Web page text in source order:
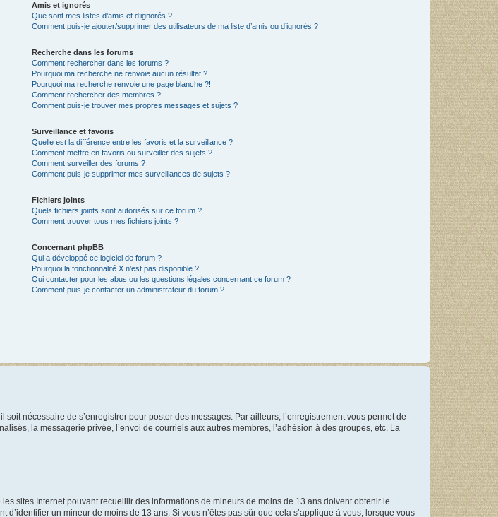
Amis et ignorés
Que sont mes listes d’amis et d’ignorés ?
Comment puis-je ajouter/supprimer des utilisateurs de ma liste d’amis ou d’ignorés ?
Recherche dans les forums
Comment rechercher dans les forums ?
Pourquoi ma recherche ne renvoie aucun résultat ?
Pourquoi ma recherche renvoie une page blanche ?!
Comment rechercher des membres ?
Comment puis-je trouver mes propres messages et sujets ?
Surveillance et favoris
Quelle est la différence entre les favoris et la surveillance ?
Comment mettre en favoris ou surveiller des sujets ?
Comment surveiller des forums ?
Comment puis-je supprimer mes surveillances de sujets ?
Fichiers joints
Quels fichiers joints sont autorisés sur ce forum ?
Comment trouver tous mes fichiers joints ?
Concernant phpBB
Qui a développé ce logiciel de forum ?
Pourquoi la fonctionnalité X n’est pas disponible ?
Qui contacter pour les abus ou les questions légales concernant ce forum ?
Comment puis-je contacter un administrateur du forum ?
nécessaire de s’enregistrer pour poster des messages. Par ailleurs, l’enregistrement vous permet de
la messagerie privée, l’envoi de courriels aux autres membres, l’adhésion à des groupes, etc. La
sites Internet pouvant recueillir des informations de mineurs de moins de 13 ans doivent obtenir le
un mineur de moins de 13 ans. Si vous n’êtes pas sûr que cela s’applique à vous, lorsque vous